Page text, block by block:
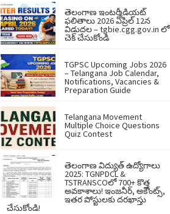
తెలంగాణ ఇంటర్మీడియట్
ఫలితాలు 2026 ఏప్రిల్ 12న
విడుదల – tgbie.cgg.gov.in లో
చెక్ చేసుకోండి
TGPSC Upcoming Jobs 2026
– Telangana Job Calendar,
Notifications, Vacancies &
Preparation Guide
Telangana Movement
Multiple Choice Questions
Quiz Contest
తెలంగాణ విద్యుత్ ఉద్యోగాలు
2025: TGNPDCL &
TSTRANSCOలో 700+ కొత్త
అవకాశాలు! ఇంజనీర్, అకౌంట్స్,
ఇతర పోస్టులకు దరఖాస్తు
చేసుకోండి!